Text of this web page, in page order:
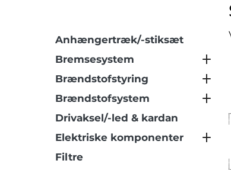
Anhængertræk/-stiksæt
Bremsesystem
Brændstofstyring
Brændstofsystem
Drivaksel/-led & kardan
Elektriske komponenter
Filtre